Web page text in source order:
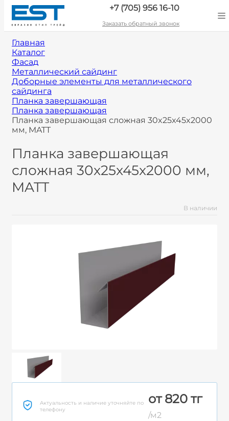
+7 (705) 956 16-10
Заказать обратный звонок
Главная
Каталог
Фасад
Металлический сайдинг
Доборные элементы для металлического
сайдинга
Планка завершающая
Планка завершающая
Планка завершающая сложная 30x25x45x2000
мм, MATT
Планка завершающая
сложная 30x25x45x2000 мм,
MATT
В наличии
Актуальность и наличие уточняйте по
телефону
от 820 тг
/м2